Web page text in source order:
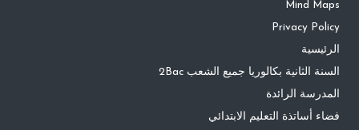
Mind Maps
Privacy Policy
الرئيسية
السنة الثانية بكالوريا جميع الشعب 2Bac
المدرسة الرائدة
فضاء أساتذة التعليم الابتدائي